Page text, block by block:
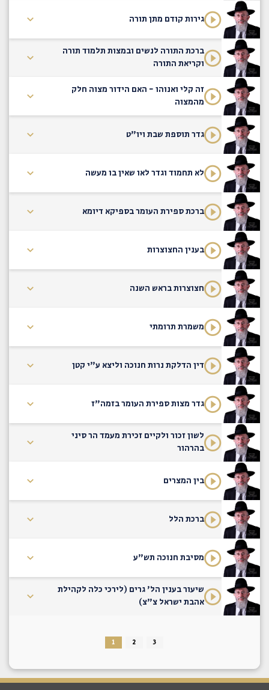
גירות קודם מתן תורה
ברכת התורה לנשים ובמצות תלמוד תורה
וקריאת התורה
זה קלי ואנוהו - האם הידור מצוה חלק
מהמצוה
גדר תוספת שבת ויו"ט
לא תחמוד וגדר לאו שאין בו מעשה
ברכת ספירת העומר בספיקא דיומא
בענין החצוצרות
חצוצרות בראש השנה
משמרת תרומתי
דין הדלקת נרות חנוכה וליצא ע"י קטן
גדר מצות ספירת העומר בזמה"ז
לשון זכור ולקיים זכירת מעמד הר סיני
בהרהור
בין המצרים
ברכת הלל
מסיבת חנוכה תש"ע
שיעור בענין הל' גרים (לירכי כלה לקהילת
אהבת ישראל צ"צ)
1 2 3